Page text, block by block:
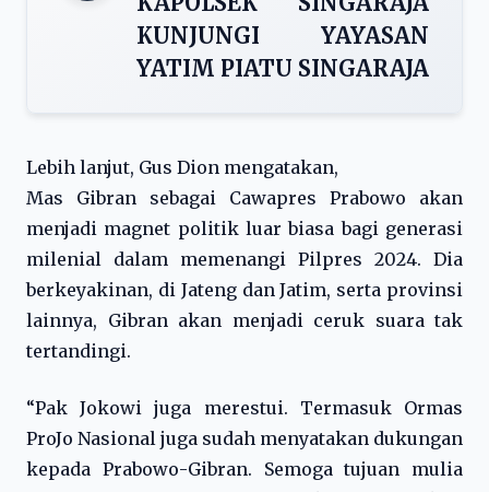
KUNJUNGI YAYASAN
YATIM PIATU SINGARAJA
Lebih lanjut, Gus Dion mengatakan,
Mas Gibran sebagai Cawapres Prabowo akan
menjadi magnet politik luar biasa bagi generasi
milenial dalam memenangi Pilpres 2024. Dia
berkeyakinan, di Jateng dan Jatim, serta provinsi
lainnya, Gibran akan menjadi ceruk suara tak
tertandingi.
“Pak Jokowi juga merestui. Termasuk Ormas
ProJo Nasional juga sudah menyatakan dukungan
kepada Prabowo-Gibran. Semoga tujuan mulia